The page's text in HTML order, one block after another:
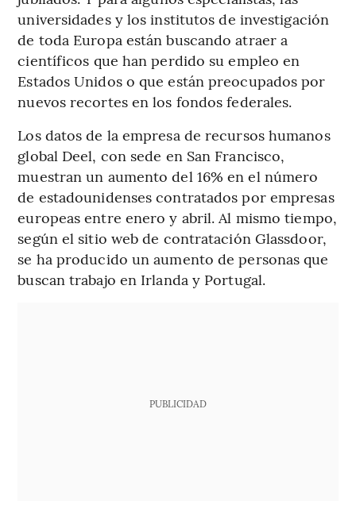
universidades y los institutos de investigación
de toda Europa están buscando atraer a
científicos que han perdido su empleo en
Estados Unidos o que están preocupados por
nuevos recortes en los fondos federales.
Los datos de la empresa de recursos humanos
global Deel, con sede en San Francisco,
muestran un aumento del 16% en el número
de estadounidenses contratados por empresas
europeas entre enero y abril. Al mismo tiempo,
según el sitio web de contratación Glassdoor,
se ha producido un aumento de personas que
buscan trabajo en Irlanda y Portugal.
PUBLICIDAD